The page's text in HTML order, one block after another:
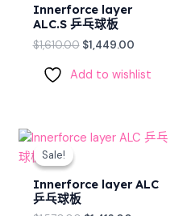
Innerforce layer
ALC.S 乒乓球板
$1,610.00 $1,449.00
Add to wishlist
Sale!
Sale!
Innerforce layer ALC
乒乓球板
Original
price
Current